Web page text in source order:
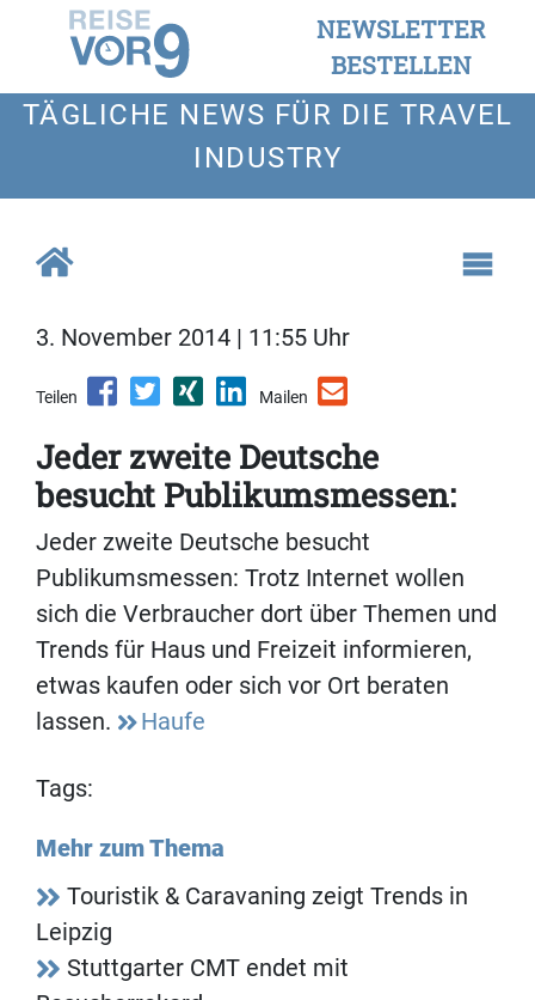
NEWSLETTER
BESTELLEN
TÄGLICHE NEWS FÜR DIE TRAVEL
INDUSTRY
3. November 2014 | 11:55 Uhr
Teilen Mailen
Jeder zweite Deutsche
besucht Publikumsmessen:
Jeder zweite Deutsche besucht
Publikumsmessen: Trotz Internet wollen
sich die Verbraucher dort über Themen und
Trends für Haus und Freizeit informieren,
etwas kaufen oder sich vor Ort beraten
lassen.
Haufe
Tags:
Mehr zum Thema
Touristik & Caravaning zeigt Trends in
Leipzig
Stuttgarter CMT endet mit